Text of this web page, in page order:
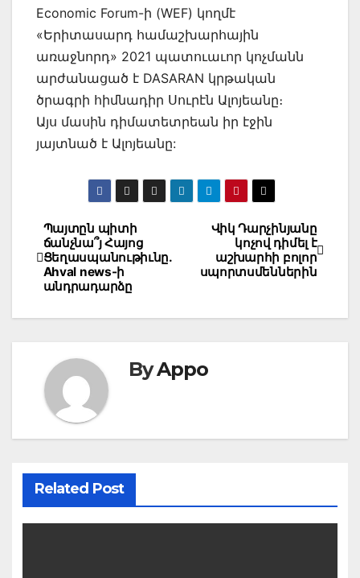
Economic Forum-ի (WEF) կողմէ
«Երիտասարդ համաշխարհային
առաջնորդ» 2021 պատուաւոր կոչմանն
արժանացած է DASARAN կրթական
ծրագրի հիմնադիր Սուրէն Ալոյեանը։
Այս մասին դիմատետրեան իր էջին
յայտնած է Ալոյեանը:
Post
navigation
Վիկ Դարչինյանը
կոչով դիմել է
աշխարհի բոլոր
սպորտսմեններին
Պայտըն պիտի
ճանչնա՞յ Հայոց
Ցեղասպանութիւնը.
Ahval news-ի
անդրադարձը
ByAppo
Related Post